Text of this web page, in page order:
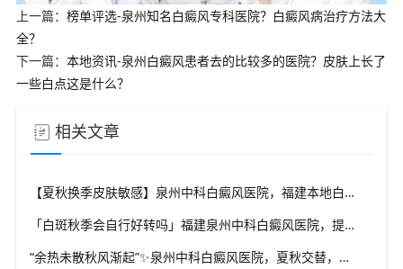
上一篇： 榜单评选-泉州知名白癜风专科医院？白癜风病治疗方法大
全？
下一篇： 本地资讯-泉州白癜风患者去的比较多的医院？皮肤上长了
一些白点这是什么？
相关文章
【夏秋换季皮肤敏感】泉州中科白癜风医院，福建本地白斑朋友，做好日常护理很关键
「白斑秋季会自行好转吗」福建泉州中科白癜风医院，提醒广大患者切勿抱有侥幸心理
“余热未散秋风渐起”✨泉州中科白癜风医院，夏秋交替，白癜风患者饮食要多留心